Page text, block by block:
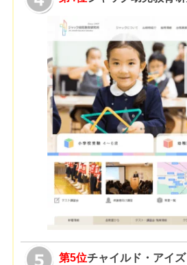
第5位チャイルド・アイズ